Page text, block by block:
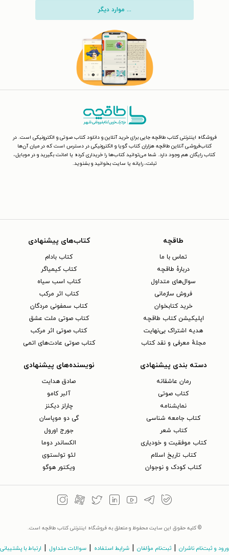
... موارد دیگر
فروشگاه اینترنتی کتاب طاقچه جایی برای خرید آنلاین و دانلود کتاب صوتی و الکترونیکی است. در
کتاب‌فروشی آنلاین طاقچه هزاران کتاب گویا و الکترونیکی در دسترس است که در میان آن‌ها
کتاب رایگان هم وجود دارد. شما می‌توانید کتاب‌ها را خریداری کرده یا امانت بگیرید و در موبایل،
تبلت، رایانه یا سایت بخوانید و بشنوید.
طاقچه
تماس با ما
دربارهٔ طاقچه
سوال‌های متداول
فروش سازمانی
خرید کتابخوان
اپلیکیشن کتاب طاقچه
هدیه اشتراک بی‌نهایت
مجلهٔ معرفی و نقد کتاب
کتاب‌های پیشنهادی
کتاب بادام
کتاب کیمیاگر
کتاب اسب سیاه
کتاب اثر مرکب
کتاب سمفونی مردگان
کتاب صوتی ملت عشق
کتاب صوتی اثر مرکب
کتاب صوتی عادت‌های اتمی
دسته بندی پیشنهادی
رمان عاشقانه
کتاب‌ صوتی
نمایشنامه
کتاب جامعه شناسی
کتاب شعر
کتاب موفقیت و خودیاری
کتاب تاریخ اسلام
کتاب کودک و نوجوان
نویسنده‌های پیشنهادی
صادق هدایت
آلبر کامو
چارلز دیکنز
گی دو موپاسان
جورج اورول
الکساندر دوما
لئو تولستوی
ویکتور هوگو
© کلیه حقوق این سایت محفوظ و متعلق به فروشگاه اینترنتی کتاب طاقچه است.
ورود و ثبت‌نام ناشران ثبت‌نام مؤلفان شرایط استفاده سوالات متداول ارتباط با پشتیبانی